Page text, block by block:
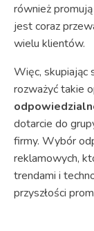
również
jest coraz
wielu klientów.
Więc, skupiając
rozważyć takie
dotarcie do
firmy. Wybór
reklamowych,
trendami i
przyszłości